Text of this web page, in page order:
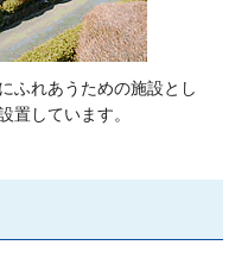
ふれあうための施設とし
置しています。